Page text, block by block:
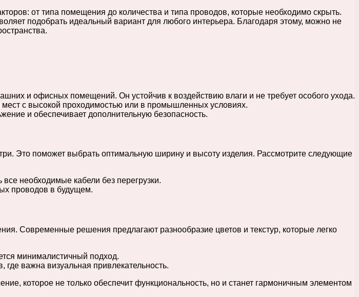
от типа помещения до количества и типа проводов, которые необходимо скрыть.
подобрать идеальный вариант для любого интерьера. Благодаря этому, можно не
и офисных помещений. Он устойчив к воздействию влаги и не требует особого ухода.
с высокой проходимостью или в промышленных условиях.
и обеспечивает дополнительную безопасность.
Это поможет выбрать оптимальную ширину и высоту изделия. Рассмотрите следующие
необходимые кабели без перегрузки.
проводов в будущем.
Современные решения предлагают разнообразие цветов и текстур, которые легко
минималистичный подход.
важна визуальная привлекательность.
которое не только обеспечит функциональность, но и станет гармоничным элементом